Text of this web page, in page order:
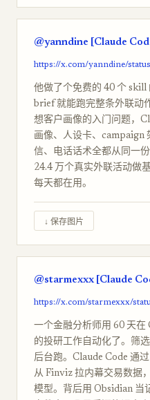
@yanndine [Claude
https://x.com/yanndine/
他做了个免费的 40 个 skill
brief 就能跑完整条外联动
想客户画像的入门问题，
画像、人设卡、campaign
信、电话话术全都从同一
24.4 万个真实外联活动做
每天都在用。
↓ 保存图片
@starmexxx [Claude
https://x.com/starmexxx/
一个金融分析师用 60 天在
的投研工作自动化了。筛
后台跑。Claude Code 通
从 Finviz 拉内幕交易数据
模型。背后用 Obsidian 当